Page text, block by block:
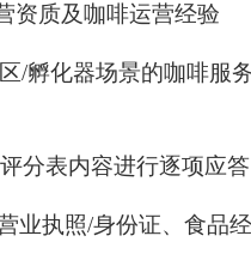
资质及咖啡运营经验
/孵化器场景的咖啡服
分表内容进行逐项应
业执照/身份证、食品